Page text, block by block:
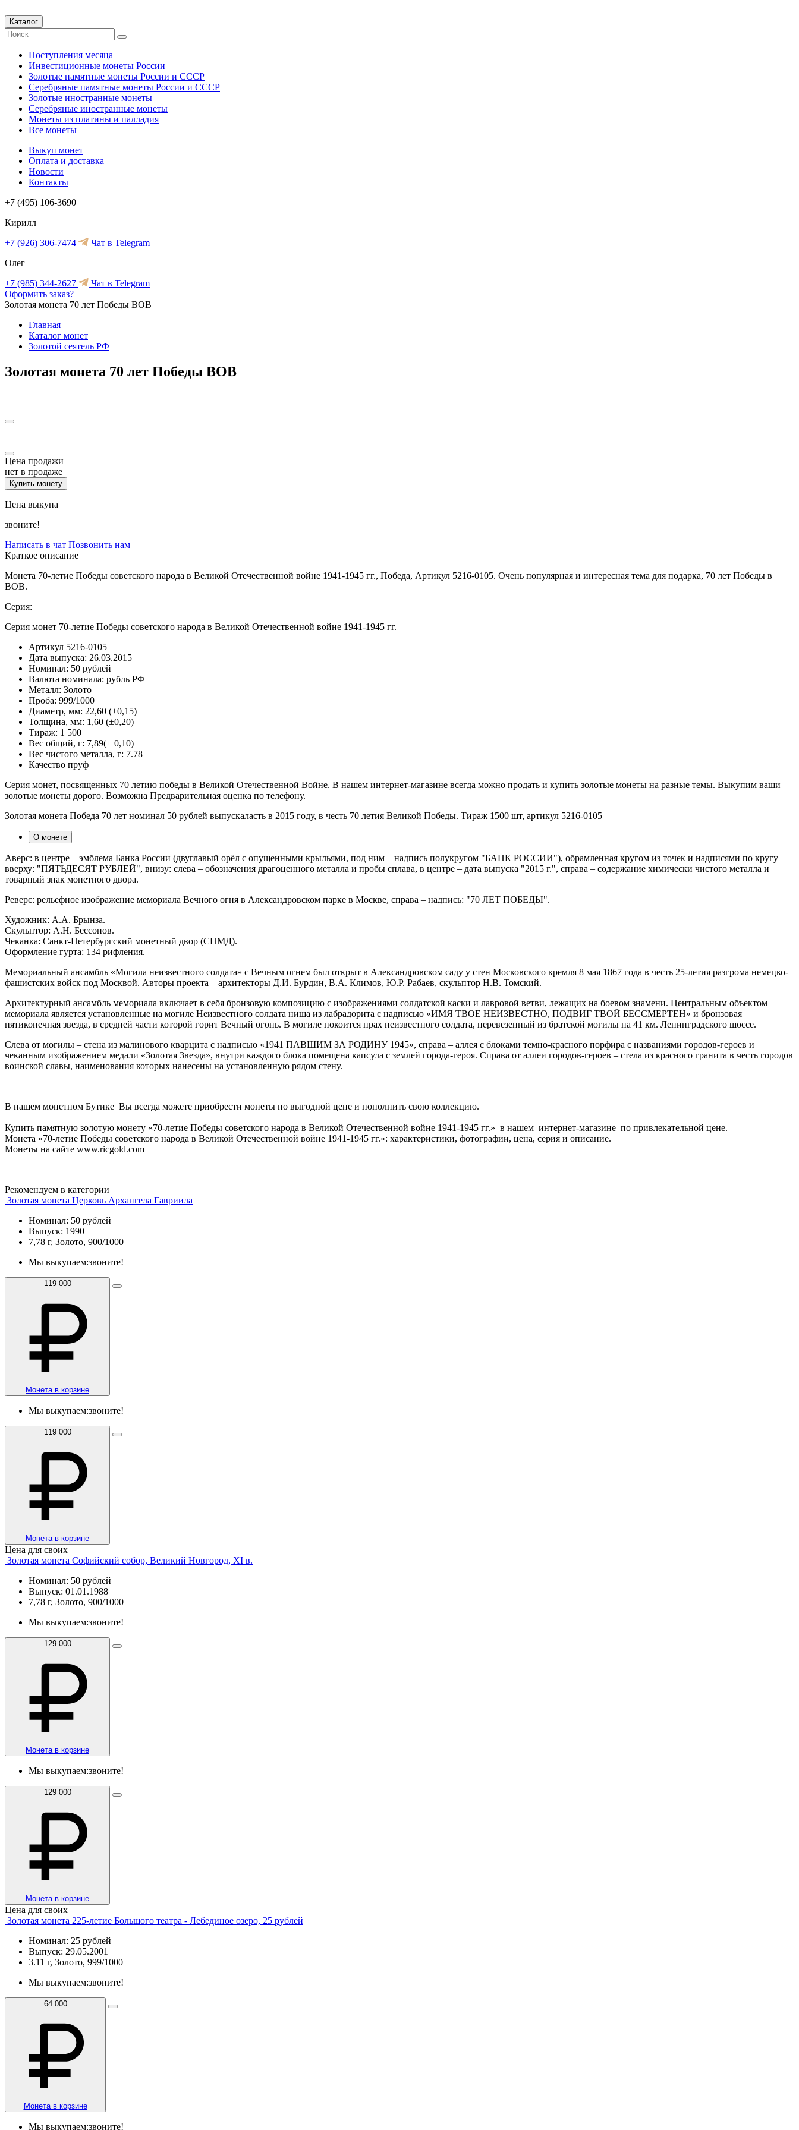
Каталог
Поступления месяца
Инвестиционные монеты России
Золотые памятные монеты России и СССР
Серебряные памятные монеты России и СССР
Золотые иностранные монеты
Серебряные иностранные монеты
Монеты из платины и палладия
Все монеты
Выкуп монет
Оплата и доставка
Новости
Контакты
+7 (495) 106-3690
Кирилл
+7 (926) 306-7474
Чат в Telegram
Олег
+7 (985) 344-2627
Чат в Telegram
Оформить заказ?
Золотая монета 70 лет Победы ВОВ
Главная
Каталог монет
Золотой сеятель РФ
Золотая монета 70 лет Победы ВОВ
Цена продажи
нет в продаже
Купить монету
Цена выкупа
звоните!
Написать в чат Позвонить нам
Краткое описание
Монета 70-летие Победы советского народа в Великой Отечественной войне 1941-1945 гг., Победа, Артикул 5216-0105. Очень популярная и интересная тема для подарка, 70 лет Победы в
ВОВ.
Серия:
Серия монет 70-летие Победы советского народа в Великой Отечественной войне 1941-1945 гг.
Артикул 5216-0105
Дата выпуска: 26.03.2015
Номинал: 50 рублей
Валюта номинала: рубль РФ
Металл: Золото
Проба: 999/1000
Диаметр, мм: 22,60 (±0,15)
Толщина, мм: 1,60 (±0,20)
Тираж: 1 500
Вес общий, г: 7,89(± 0,10)
Вес чистого металла, г: 7.78
Качество пруф
Серия монет, посвященных 70 летию победы в Великой Отечественной Войне. В нашем интернет-магазине всегда можно продать и купить золотые монеты на разные темы. Выкупим ваши
золотые монеты дорого. Возможна Предварительная оценка по телефону.
Золотая монета Победа 70 лет номинал 50 рублей выпускаласть в 2015 году, в честь 70 летия Великой Победы. Тираж 1500 шт, артикул 5216-0105
О монете
Аверс: в центре – эмблема Банка России (двуглавый орёл с опущенными крыльями, под ним – надпись полукругом "БАНК РОССИИ"), обрамленная кругом из точек и надписями по кругу –
вверху: "ПЯТЬДЕСЯТ РУБЛЕЙ", внизу: слева – обозначения драгоценного металла и пробы сплава, в центре – дата выпуска "2015 г.", справа – содержание химически чистого металла и
товарный знак монетного двора.
Реверс: рельефное изображение мемориала Вечного огня в Александровском парке в Москве, справа – надпись: "70 ЛЕТ ПОБЕДЫ".
Художник: А.А. Брынза.
Скульптор: А.Н. Бессонов.
Чеканка: Санкт-Петербургский монетный двор (СПМД).
Оформление гурта: 134 рифления.
Мемориальный ансамбль «Могила неизвестного солдата» с Вечным огнем был открыт в Александровском саду у стен Московского кремля 8 мая 1867 года в честь 25-летия разгрома немецко-
фашистских войск под Москвой. Авторы проекта – архитекторы Д.И. Бурдин, В.А. Климов, Ю.Р. Рабаев, скульптор Н.В. Томский.
Архитектурный ансамбль мемориала включает в себя бронзовую композицию с изображениями солдатской каски и лавровой ветви, лежащих на боевом знамени. Центральным объектом
мемориала является установленные на могиле Неизвестного солдата ниша из лабрадорита с надписью «ИМЯ ТВОЕ НЕИЗВЕСТНО, ПОДВИГ ТВОЙ БЕССМЕРТЕН» и бронзовая
пятиконечная звезда, в средней части которой горит Вечный огонь. В могиле покоится прах неизвестного солдата, перевезенный из братской могилы на 41 км. Ленинградского шоссе.
Слева от могилы – стена из малинового кварцита с надписью «1941 ПАВШИМ ЗА РОДИНУ 1945», справа – аллея с блоками темно-красного порфира с названиями городов-героев и
чеканным изображением медали «Золотая Звезда», внутри каждого блока помещена капсула с землей города-героя. Справа от аллеи городов-героев – стела из красного гранита в честь городов
воинской славы, наименования которых нанесены на установленную рядом стену.
В нашем монетном Бутике Вы всегда можете приобрести монеты по выгодной цене и пополнить свою коллекцию.
Купить памятную золотую монету «70-летие Победы советского народа в Великой Отечественной войне 1941-1945 гг.» в нашем интернет-магазине по привлекательной цене.
Монета «70-летие Победы советского народа в Великой Отечественной войне 1941-1945 гг.»: характеристики, фотографии, цена, серия и описание.
Монеты на сайте www.ricgold.com
Рекомендуем в категории
Золотая монета Церковь Архангела Гавриила
Номинал: 50 рублей
Выпуск: 1990
7,78 г, Золото, 900/1000
Мы выкупаем:звоните!
119 000
Монета в корзине
Мы выкупаем:звоните!
119 000
Монета в корзине
Цена для своих
Золотая монета Софийский собор, Великий Новгород, XI в.
Номинал: 50 рублей
Выпуск: 01.01.1988
7,78 г, Золото, 900/1000
Мы выкупаем:звоните!
129 000
Монета в корзине
Мы выкупаем:звоните!
129 000
Монета в корзине
Цена для своих
Золотая монета 225-летие Большого театра - Лебединое озеро, 25 рублей
Номинал: 25 рублей
Выпуск: 29.05.2001
3.11 г, Золото, 999/1000
Мы выкупаем:звоните!
64 000
Монета в корзине
Мы выкупаем:звоните!